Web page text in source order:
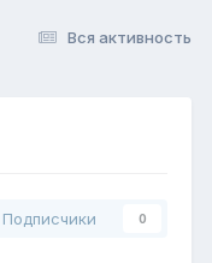
Вся активность
Подписчики 0